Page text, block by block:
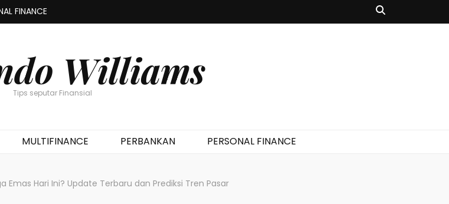
FINANCE
Williams
Tips seputar Finansial
MULTIFINANCE PERBANKAN PERSONAL FINANCE
Emas Hari Ini? Update Terbaru dan Prediksi Tren Pasar